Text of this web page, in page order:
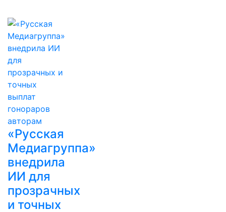
«Русская
Медиагруппа»
внедрила
ИИ для
прозрачных
и точных